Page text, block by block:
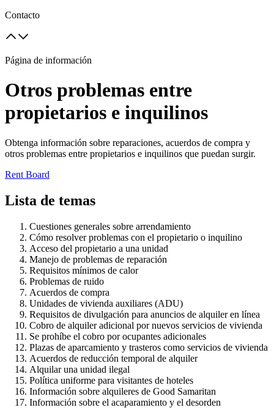
Contacto
Página de información
Otros problemas entre
propietarios e inquilinos
Obtenga información sobre reparaciones, acuerdos de compra y
otros problemas entre propietarios e inquilinos que puedan surgir.
Rent Board
Lista de temas
Cuestiones generales sobre arrendamiento
Cómo resolver problemas con el propietario o inquilino
Acceso del propietario a una unidad
Manejo de problemas de reparación
Requisitos mínimos de calor
Problemas de ruido
Acuerdos de compra
Unidades de vivienda auxiliares (ADU)
Requisitos de divulgación para anuncios de alquiler en línea
Cobro de alquiler adicional por nuevos servicios de vivienda
Se prohíbe el cobro por ocupantes adicionales
Plazas de aparcamiento y trasteros como servicios de vivienda
Acuerdos de reducción temporal de alquiler
Alquilar una unidad ilegal
Política uniforme para visitantes de hoteles
Información sobre alquileres de Good Samaritan
Información sobre el acaparamiento y el desorden